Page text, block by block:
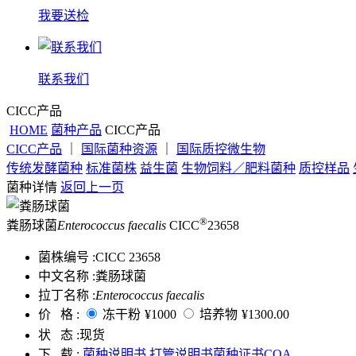
我要送检
联系我们
CICC产品
HOME 菌种产品 CICC产品
CICC产品
国际菌种资源
国际质控微生物
传统发酵菌种 标准菌株 益生菌 生物饲料／肥料菌种 质控样品
菌种详情 返回上一页
粪肠球菌Enterococcus faecalis CICC®23658
菌株编号 :CICC 23658
中文名称 :粪肠球菌
拉丁名称 :Enterococcus faecalis
价 格 :
冻干粉 ¥1000 培养物 ¥1300.00
状 态 :现货